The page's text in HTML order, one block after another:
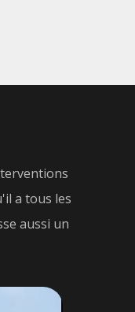
a tous les
aussi un